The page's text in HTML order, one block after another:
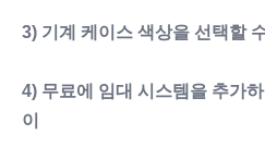
3) 기계 케이스 색상을 선택할
4) 무료에 임대 시스템을 추가
이